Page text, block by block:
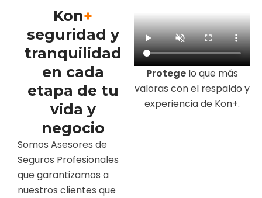
Kon+
seguridad y
tranquilidad
en cada
etapa de tu
vida y
negocio
Somos Asesores de
Seguros Profesionales
que garantizamos a
nuestros clientes que
Protege lo que más
valoras con el respaldo y
experiencia de Kon+.